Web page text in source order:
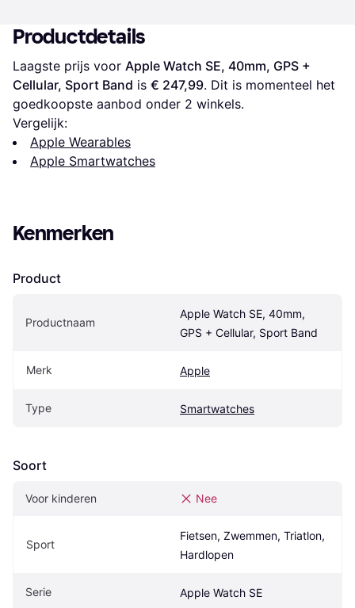
Productdetails
Laagste prijs voor Apple Watch SE, 40mm, GPS +
Cellular, Sport Band is € 247,99. Dit is momenteel het
goedkoopste aanbod onder 2 winkels.
Vergelijk:
Apple Wearables
Apple Smartwatches
Kenmerken
Product
Productnaam
Apple Watch SE, 40mm,
GPS + Cellular, Sport Band
Merk Apple
Type Smartwatches
Soort
Voor kinderen Nee
Sport
Fietsen, Zwemmen, Triatlon,
Hardlopen
Serie Apple Watch SE